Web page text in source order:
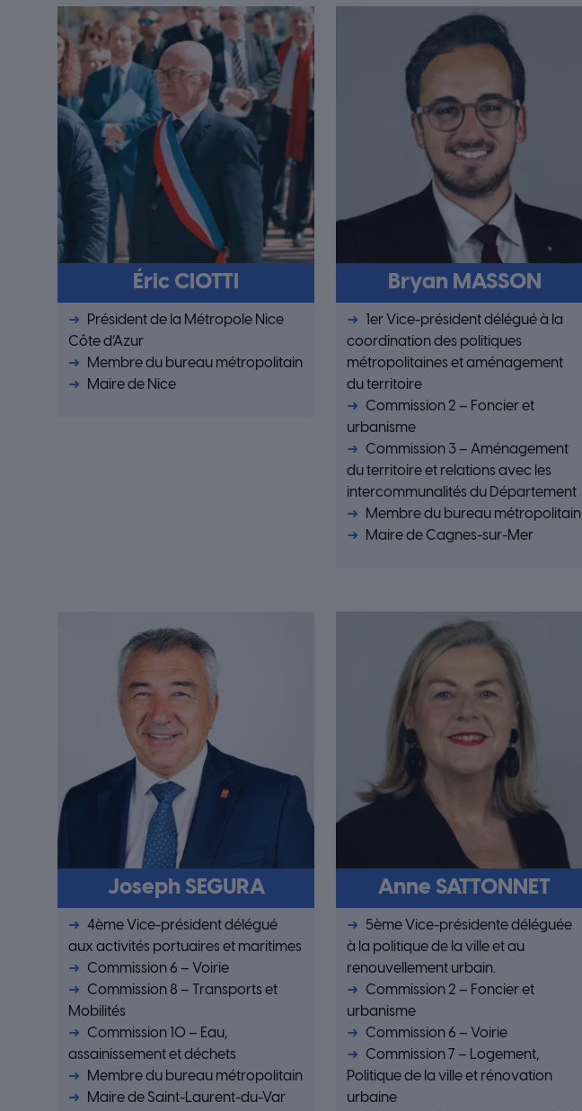
Éric CIOTTI
Président de la Métropole Nice
Côte d’Azur
Membre du bureau métropolitain
Maire de Nice
Bryan MASSON
1er Vice-président délégué à la
coordination des politiques
métropolitaines et aménagement
du territoire
Commission 2 – Foncier et
urbanisme
Commission 3 – Aménagement
du territoire et relations avec les
intercommunalités du Département
Membre du bureau métropolitain
Maire de Cagnes-sur-Mer
Joseph SEGURA
4ème Vice-président délégué
aux activités portuaires et maritimes
Commission 6 – Voirie
Commission 8 – Transports et
Mobilités
Commission 10 – Eau,
assainissement et déchets
Membre du bureau métropolitain
Maire de Saint-Laurent-du-Var
Anne SATTONNET
5ème Vice-présidente déléguée
à la politique de la ville et au
renouvellement urbain.
Commission 2 – Foncier et
urbanisme
Commission 6 – Voirie
Commission 7 – Logement,
Politique de la ville et rénovation
urbaine